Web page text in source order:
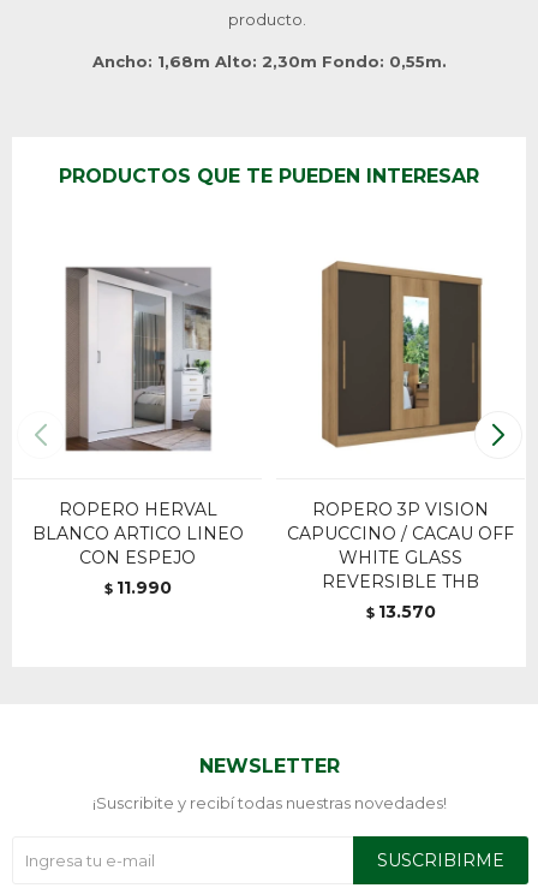
producto.
Ancho: 1,68m Alto: 2,30m Fondo: 0,55m.
PRODUCTOS QUE TE PUEDEN INTERESAR
ROPERO HERVAL
BLANCO ARTICO LINEO
CON ESPEJO
$ 11.990
ROPERO 3P VISION
CAPUCCINO / CACAU OFF
WHITE GLASS
REVERSIBLE THB
$ 13.570
NEWSLETTER
¡Suscribite y recibí todas nuestras novedades!
SUSCRIBIRME